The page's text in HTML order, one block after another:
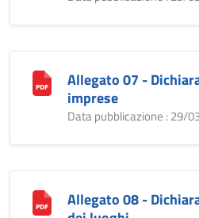
Allegato 07 -
imprese
Data pubblicazione : 29/
Allegato 08 -